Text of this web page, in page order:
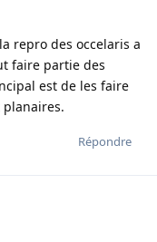
repro des occelaris a
faire partie des
est de les faire
Répondre